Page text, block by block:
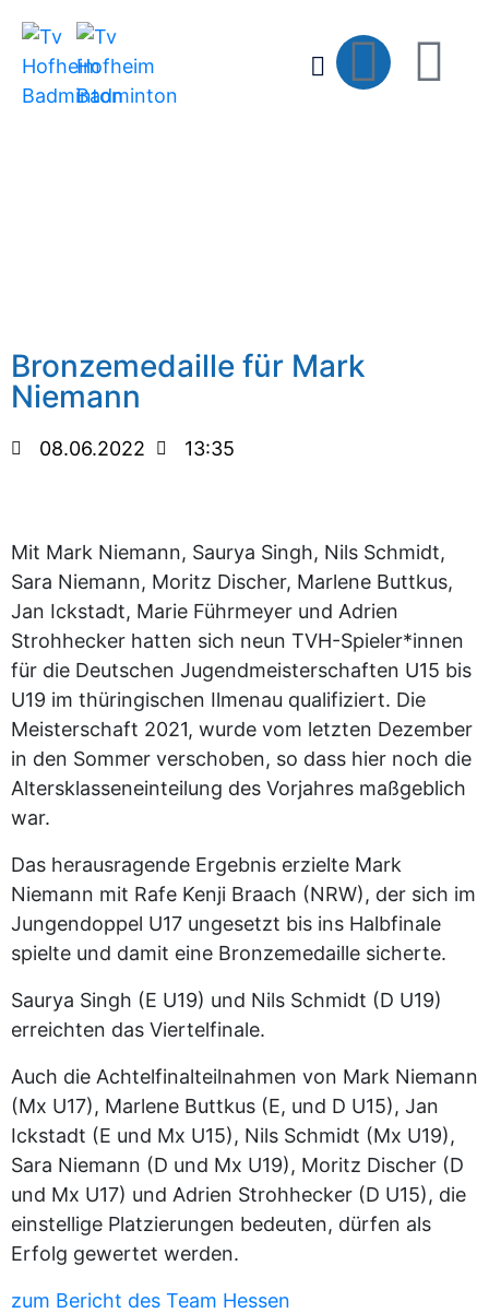
Bronzemedaille für Mark
Niemann
08.06.2022 13:35
Mit Mark Niemann, Saurya Singh, Nils Schmidt,
Sara Niemann, Moritz Discher, Marlene Buttkus,
Jan Ickstadt, Marie Führmeyer und Adrien
Strohhecker hatten sich neun TVH-Spieler*innen
für die Deutschen Jugendmeisterschaften U15 bis
U19 im thüringischen Ilmenau qualifiziert. Die
Meisterschaft 2021, wurde vom letzten Dezember
in den Sommer verschoben, so dass hier noch die
Altersklasseneinteilung des Vorjahres maßgeblich
war.
Das herausragende Ergebnis erzielte Mark
Niemann mit Rafe Kenji Braach (NRW), der sich im
Jungendoppel U17 ungesetzt bis ins Halbfinale
spielte und damit eine Bronzemedaille sicherte.
Saurya Singh (E U19) und Nils Schmidt (D U19)
erreichten das Viertelfinale.
Auch die Achtelfinalteilnahmen von Mark Niemann
(Mx U17), Marlene Buttkus (E, und D U15), Jan
Ickstadt (E und Mx U15), Nils Schmidt (Mx U19),
Sara Niemann (D und Mx U19), Moritz Discher (D
und Mx U17) und Adrien Strohhecker (D U15), die
einstellige Platzierungen bedeuten, dürfen als
Erfolg gewertet werden.
zum Bericht des Team Hessen